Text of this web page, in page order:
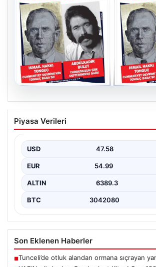
05.08.2026
YARIN günlerden
Sayı 1903! / 6 Ağustos 2026
Piyasa Verileri
USD 47.58
EUR 54.99
ALTIN 6389.3
BTC 3042080
Son Eklenen Haberler
■Tunceli’de otluk alandan ormana sıçrayan